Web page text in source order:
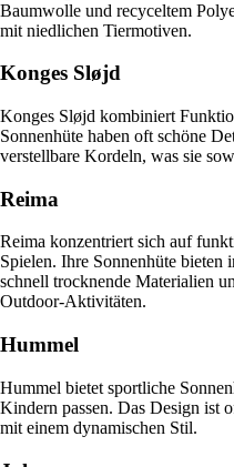
Baumwolle und recyceltem
mit niedlichen Tiermotiven.
Konges Sløjd
Konges Sløjd kombiniert
Sonnenhüte haben oft schöne
verstellbare Kordeln, was sie
Reima
Reima konzentriert sich auf
Spielen. Ihre Sonnenhüte bieten
schnell trocknende Materialien
Outdoor-Aktivitäten.
Hummel
Hummel bietet sportliche
Kindern passen. Das Design ist
mit einem dynamischen Stil.